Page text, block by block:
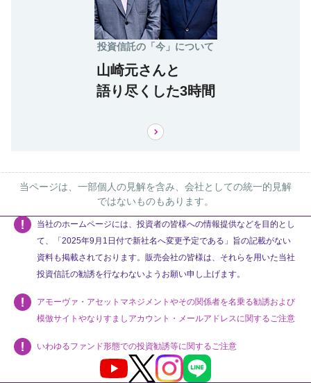
山崎元さんと
語り尽くした3時間
投資信託の「今」について
当ページは、一部個人の見解を含み、会社としての統一的見解
ではないものもあります。
当社のホームページには、投資者の皆様への情報提供などを目的とし
て、「2025年9月1日付で新社名へ変更予定である」旨の記載がない
資料も掲載されております。販売会社の皆様は、それらを用いた当社
投資信託の勧誘を行なわないようお願い申し上げます。
アモーヴァ・アセットマネジメントやその関係者を名乗る勧誘および
模倣サイトやなりすましアカウント・メールアドレスに関するご注意
いわゆるファンド形態での投資勧誘等に関するご注意
Youtube X InstagramLINE